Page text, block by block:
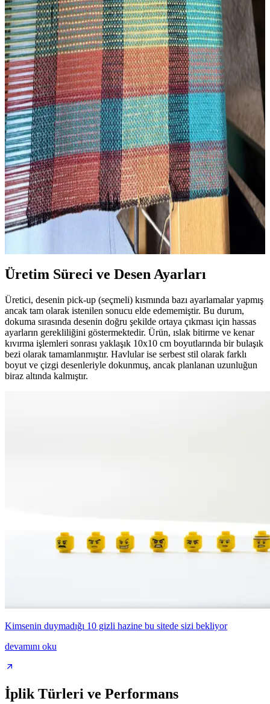
Tapestry Dokuma Sanatında Kedi Figürünün
Canlandırılması ve Teknik Detayları
Tapestry dokuma sanatında kedi figürünün detaylı işlenişi ve teknik
süreçleri anlatılıyor. Pippin adlı kedinin pizza kutusundaki pozu,
nakışla desteklenen detaylarla yeniden yaratıldı.
3D Yazıcı ile Kişisel Dokuma Tezgahı Üretimi ve İlk
Atkı Deneyimi
3D yazıcı kullanılarak kişisel dokuma tezgahları ekonomik ve
modifiye edilebilir şekilde üretiliyor. İlk atkı deneyimi teknik
detaylar ve iplik gerilimi sorunlarıyla birlikte paylaşılıyor.
Dokuma Tezgahı Kurulumunun Zorlukları ve
Öğrenme Süreci: Teknik ve Pratik Yaklaşımlar
Dokuma tezgahı kurulumu, ipliklerin doğru yerleştirilmesi ve tezgah
ayarları gibi teknik zorluklar içerir. Sabır ve pratikle öğrenilen bu
süreç, dokuma sanatının temelini oluşturur.
Üretim Süreci ve Desen Ayarları
Üretici, desenin pick-up (seçmeli) kısmında bazı ayarlamalar yapmış
ancak tam olarak istenilen sonucu elde edememiştir. Bu durum,
dokuma sırasında desenin doğru şekilde ortaya çıkması için hassas
ayarların gerekliliğini göstermektedir. Ürün, ıslak bitirme ve kenar
kıvırma işlemleri sonrası yaklaşık 10x10 cm boyutlarında bir bulaşık
bezi olarak tamamlanmıştır. Havlular ise serbest stil olarak farklı
boyut ve çizgi desenleriyle dokunmuş, ancak planlanan uzunluğun
biraz altında kalmıştır.
Kimsenin duymadığı 10 gizli hazine bu sitede sizi bekliyor
devamını oku
İplik Türleri ve Performans